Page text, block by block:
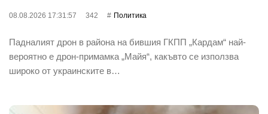
08.08.2026 17:31:57 342 Политика
Падналият дрон в района на бившия ГКПП „Кардам“ най-
вероятно е дрон-примамка „Майя“, какъвто се използва
широко от украинските в…